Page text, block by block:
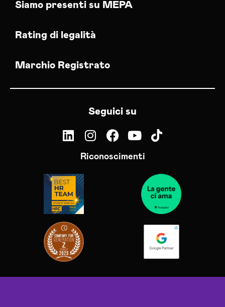
Siamo presenti su MEPA
Rating di legalità
Marchio Registrato
Seguici su
Riconoscimenti